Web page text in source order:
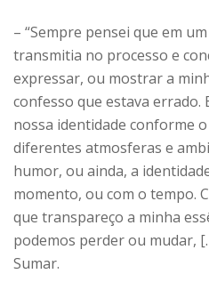
– “Sempre pensei que em
transmitia no processo e
expressar, ou mostrar a
confesso que estava errado.
nossa identidade conforme
diferentes atmosferas e
humor, ou ainda, a
momento, ou com o tempo.
que transpareço a minha
podemos perder ou mudar,
Sumar.